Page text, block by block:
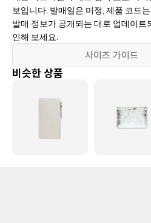
보입니다. 발매일은 미정, 제품 코드는
발매 정보가 공개되는 대로 업데이
인해 보세요.
사이즈 가이드
비슷한 상품